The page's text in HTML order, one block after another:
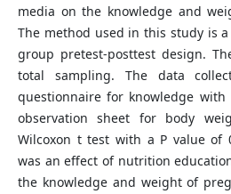
media on the knowledge and
The method used in this study is
group pretest-posttest design.
total sampling. The data
questionnaire for knowledge
observation sheet for body
Wilcoxon t test with a P value of
was an effect of nutrition
the knowledge and weight of